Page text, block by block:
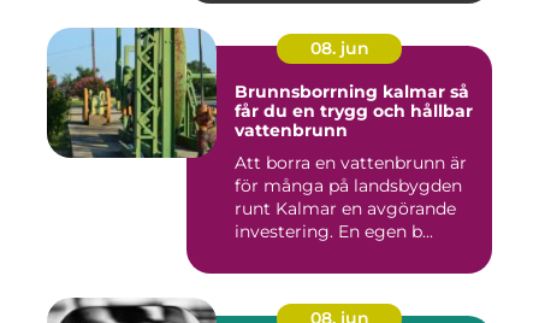
08. jun
Brunnsborrning kalmar så
får du en trygg och hållbar
vattenbrunn
Att borra en vattenbrunn är
för många på landsbygden
runt Kalmar en avgörande
investering. En egen b...
08. jun